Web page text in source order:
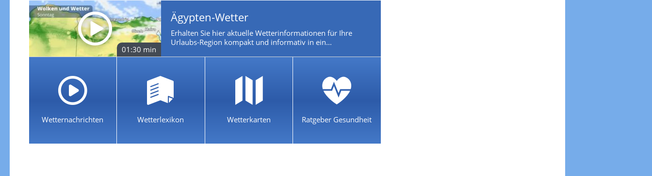
01:30 min
Ägypten-Wetter
Erhalten Sie hier aktuelle Wetterinformationen für Ihre
Urlaubs-Region kompakt und informativ in ein...
Wetternachrichten Wetterlexikon Wetterkarten Ratgeber Gesundheit